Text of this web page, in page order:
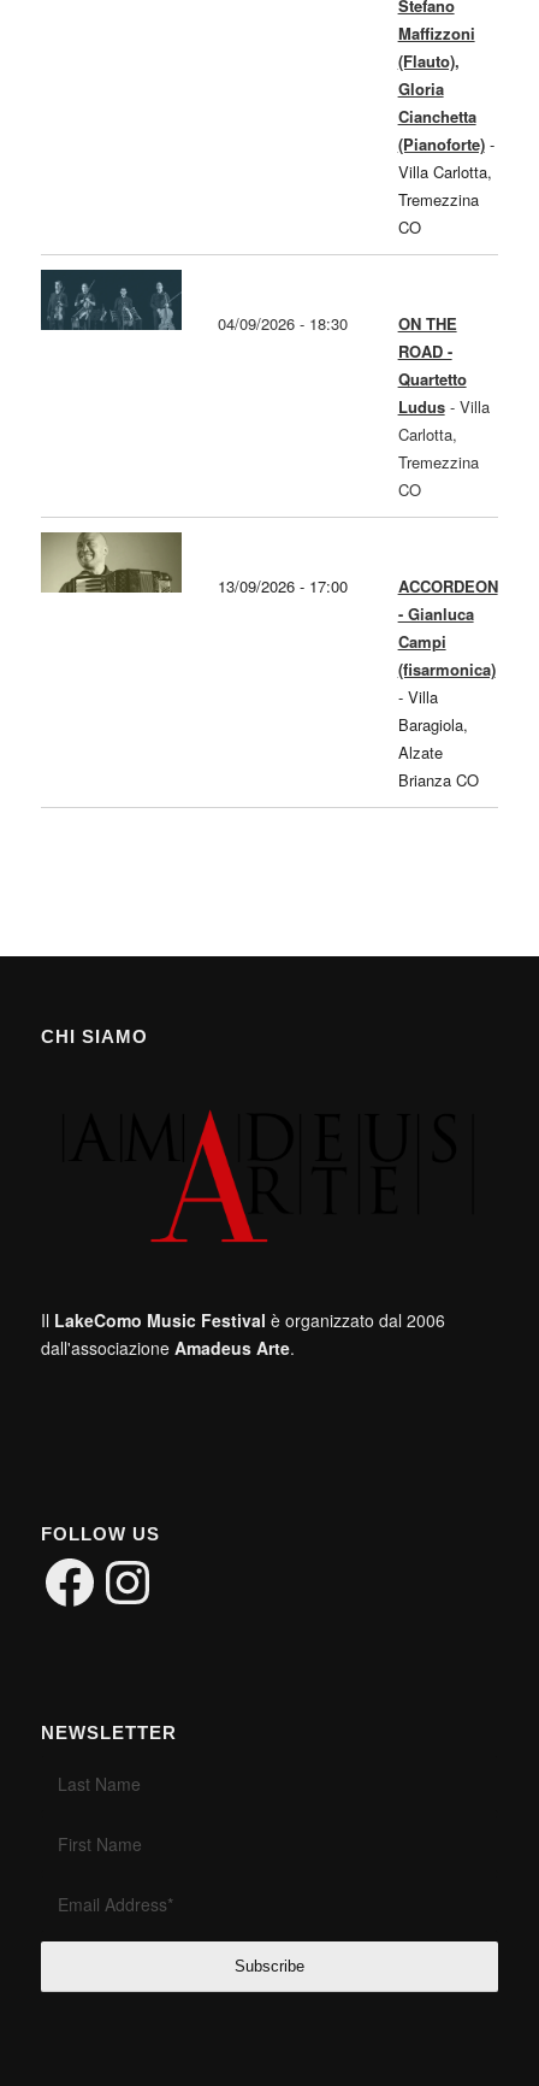
Stefano
Maffizzoni
(Flauto),
Gloria
Cianchetta
(Pianoforte)-
Villa Carlotta,
Tremezzina
CO
04/09/2026 - 18:30
ON THE
ROAD -
Quartetto
Ludus- Villa
Carlotta,
Tremezzina
CO
13/09/2026 - 17:00
ACCORDEON
- Gianluca
Campi
(fisarmonica)
- Villa
Baragiola,
Alzate
Brianza CO
CHI SIAMO
Il LakeComo Music Festival è organizzato dal 2006
dall'associazione Amadeus Arte.
FOLLOW US
FacebookInstagram
NEWSLETTER